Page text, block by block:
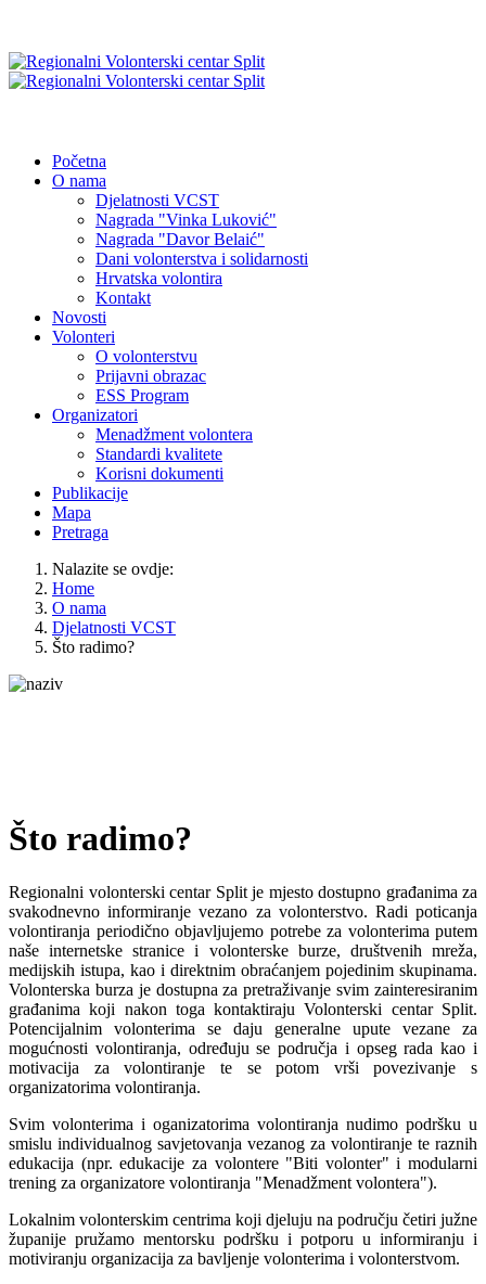
Početna
O nama
Djelatnosti VCST
Nagrada "Vinka Luković"
Nagrada "Davor Belaić"
Dani volonterstva i solidarnosti
Hrvatska volontira
Kontakt
Novosti
Volonteri
O volonterstvu
Prijavni obrazac
ESS Program
Organizatori
Menadžment volontera
Standardi kvalitete
Korisni dokumenti
Publikacije
Mapa
Pretraga
Nalazite se ovdje:
Home
O nama
Djelatnosti VCST
Što radimo?
Što radimo?
Regionalni volonterski centar Split je mjesto dostupno građanima za
svakodnevno informiranje vezano za volonterstvo. Radi poticanja
volontiranja periodično objavljujemo potrebe za volonterima putem
naše internetske stranice i volonterske burze, društvenih mreža,
medijskih istupa, kao i direktnim obraćanjem pojedinim skupinama.
Volonterska burza je dostupna za pretraživanje svim zainteresiranim
građanima koji nakon toga kontaktiraju Volonterski centar Split.
Potencijalnim volonterima se daju generalne upute vezane za
mogućnosti volontiranja, određuju se područja i opseg rada kao i
motivacija za volontiranje te se potom vrši povezivanje s
organizatorima volontiranja.
Svim volonterima i oganizatorima volontiranja nudimo podršku u
smislu individualnog savjetovanja vezanog za volontiranje te raznih
edukacija (npr. edukacije za volontere "Biti volonter" i modularni
trening za organizatore volontiranja "Menadžment volontera").
Lokalnim volonterskim centrima koji djeluju na području četiri južne
županije pružamo mentorsku podršku i potporu u informiranju i
motiviranju organizacija za bavljenje volonterima i volonterstvom.